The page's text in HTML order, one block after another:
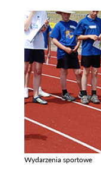
Wydarzenia sportowe